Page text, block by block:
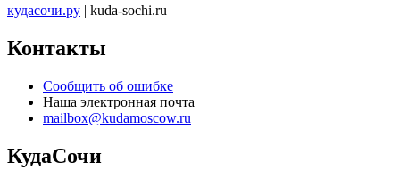
кудасочи.ру | kuda-sochi.ru
Контакты
Сообщить об ошибке
Наша электронная почта
mailbox@kudamoscow.ru
КудаСочи